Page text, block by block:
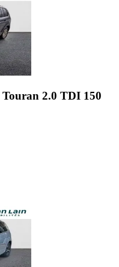
Touran 2.0 TDI 150